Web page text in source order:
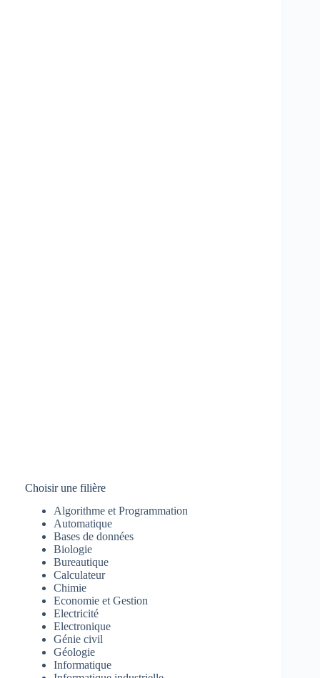
Choisir une filière
Algorithme et Programmation
Automatique
Bases de données
Biologie
Bureautique
Calculateur
Chimie
Economie et Gestion
Electricité
Electronique
Génie civil
Géologie
Informatique